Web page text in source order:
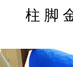
柱脚